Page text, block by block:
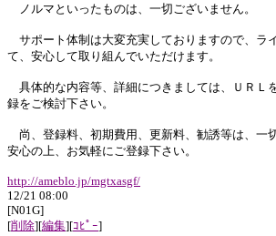
ノルマといったものは、一切ございません。
サポート体制は大変充実しておりますので、ラ
て、安心して取り組んでいただけます。
具体的な内容等、詳細につきましては、ＵＲＬ
録をご検討下さい。
尚、登録料、初期費用、更新料、勧誘等は、一
安心の上、お気軽にご登録下さい。
http://ameblo.jp/mgtxasgf/
12/21 08:00
[N01G]
[削除][編集][ｺﾋﾟｰ]